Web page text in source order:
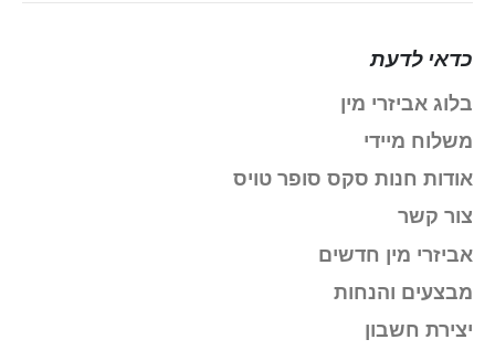
כדאי לדעת
בלוג אביזרי מין
משלוח מיידי
אודות חנות סקס סופר טויס
צור קשר
אביזרי מין חדשים
מבצעים והנחות
יצירת חשבון